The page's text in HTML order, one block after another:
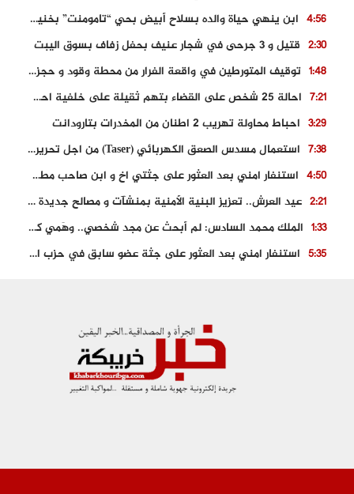
4:56
ابن ينهي حياة والده بسلاح أبيض بحي “تامومنت” بخنيفرة
2:30 قتيل و 3 جرحى في شجار عنيف بحفل زفاف بسوق اليبت
1:48
توقيف المتورطين في واقعة الفرار من محطة وقود و حجز السيارة
7:21
احالة 25 شخص على القضاء بتهم ثقيلة على خلفية احداث المناطق الشمالية
3:29 احباط محاولة تهريب 2 اطنان من المخدرات بتارودانت
7:38
استعمال مسدس الصعق الكهربائي (Taser) من اجل تحرير شابة محتجزة
4:50
استنفار امني بعد العثور على جثتي اخ و ابن صاحب مطعم اسماك مشهور بطنجة
2:21
عيد العرش.. تعزيز البنية الأمنية بمنشآت و مصالح جديدة بكل من الحسيمة – فاس و الناظور
1:33
الملك محمد السادس: لم أبحث عن مجد شخصي.. وهَمي كرامة المغاربة
5:35
استنفار امني بعد العثور على جثة عضو سابق في حزب المصباح بالقنيطرة..
العثور على سبعينية جثة هامدة بمقر سكناها بمراكش